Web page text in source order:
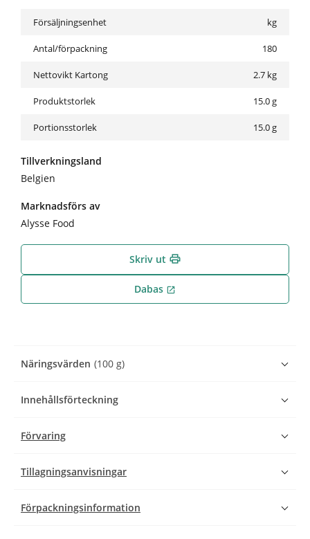
Försäljningsenhet kg
Antal/förpackning 180
Nettovikt Kartong 2.7 kg
Produktstorlek 15.0 g
Portionsstorlek 15.0 g
Tillverkningsland
Belgien
Marknadsförs av
Alysse Food
Skriv ut print
Dabas open_in_new
Näringsvärden (100 g)
Innehållsförteckning
Förvaring
Tillagningsanvisningar
Förpackningsinformation